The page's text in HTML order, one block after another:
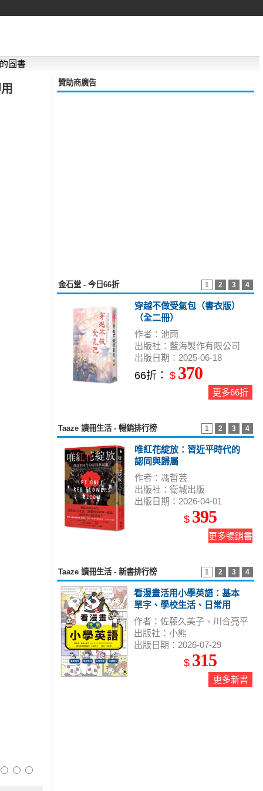
的圖書
贊助商廣告
1 2 3 4
金石堂 - 今日66折
穿越不做受氣包（書衣版）
（全二冊）
作者：池雨
出版社：藍海製作有限公司
出版日期：2025-06-18
66折： $ 370
更多66折
1 2 3 4
Taaze 讀冊生活 - 暢銷排行榜
唯紅花綻放：習近平時代的
認同與歸屬
作者：馮哲芸
出版社：衛城出版
出版日期：2026-04-01
$ 395
更多暢銷書
1 2 3 4
Taaze 讀冊生活 - 新書排行榜
看漫畫活用小學英語：基本
單字、學校生活、日常用
語、出國旅行
作者：佐藤久美子、川合亮平
出版社：小熊
出版日期：2026-07-29
$ 315
更多新書